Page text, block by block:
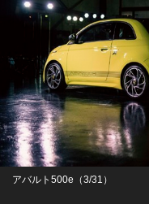
アバルト500e（3/31）